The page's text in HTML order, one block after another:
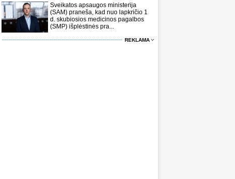
Sveikatos apsaugos ministerija
(SAM) praneša, kad nuo lapkričio 1
d. skubiosios medicinos pagalbos
(SMP) išplėstinės pra...
REKLAMA